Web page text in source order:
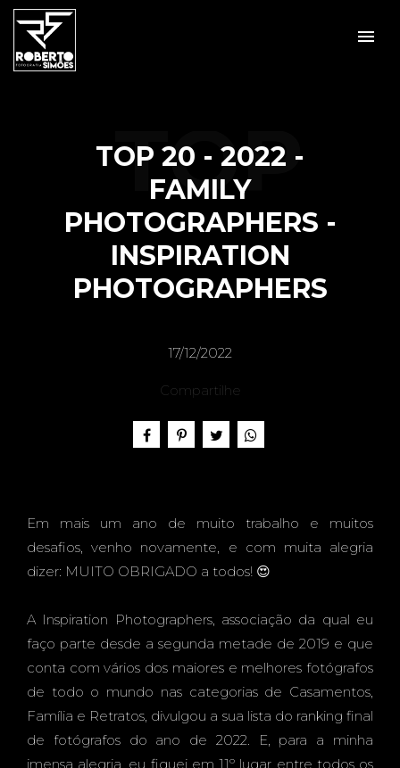
menu
TOP 20 - 2022 -
FAMILY
PHOTOGRAPHERS -
INSPIRATION
PHOTOGRAPHERS
TOP
20 -
2022 -
FAMIL
Y
PHOT
17/12/2022
Compartilhe
Em mais um ano de muito trabalho e muitos
desafios, venho novamente, e com muita alegria
dizer: MUITO OBRIGADO a todos! 😍
A Inspiration Photographers, associação da qual eu
faço parte desde a segunda metade de 2019 e que
conta com vários dos maiores e melhores fotógrafos
de todo o mundo nas categorias de Casamentos,
Família e Retratos, divulgou a sua lista do ranking final
de fotógrafos do ano de 2022. E, para a minha
imensa alegria, eu fiquei em 11º lugar entre todos os